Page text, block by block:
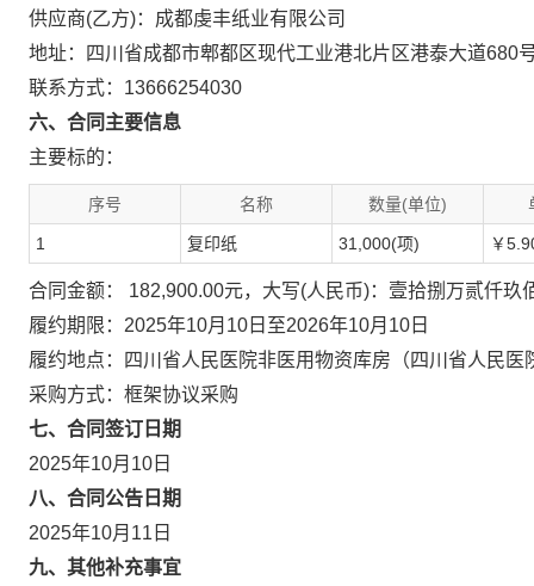
供应商(乙方)：成都虔丰纸业有限公司
地址：四川省成都市郫都区现代工业港北片区港泰大道680
联系方式：13666254030
六、合同主要信息
主要标的：
序号 名称 数量(单位)
1 复印纸 31,000(项) ￥
合同金额： 182,900.00元，大写(人民币)：壹拾捌万贰仟玖
履约期限：2025年10月10日至2026年10月10日
履约地点：四川省人民医院非医用物资库房（四川省人民医
采购方式：框架协议采购
七、合同签订日期
2025年10月10日
八、合同公告日期
2025年10月11日
九、其他补充事宜